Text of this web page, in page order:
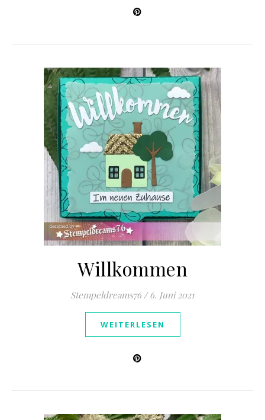
Willkommen
Stempeldreams76 / 6. Juni 2021
WEITERLESEN